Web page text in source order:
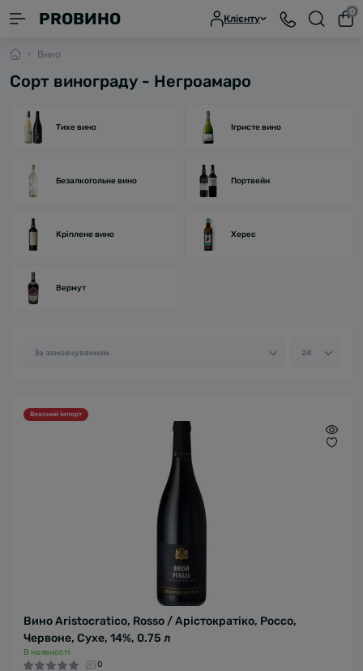
PROВИНО Клієнту
0
Вино
Сорт винограду - Негроамаро
Тихе вино Ігристе вино
Безалкогольне вино Портвейн
Кріплене вино Херес
Вермут
Власний імпорт
Вино Aristocratico, Rosso / Арістократіко, Россо,
Червоне, Сухе, 14%, 0.75 л
В наявності
0